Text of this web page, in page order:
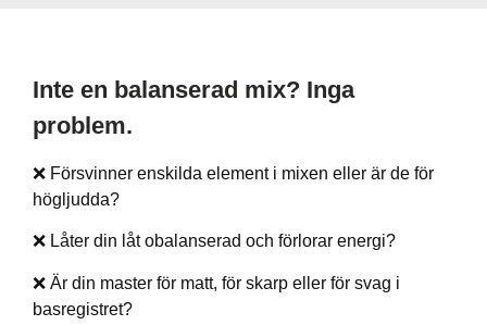
Inte en balanserad mix? Inga
problem.
❌ Försvinner enskilda element i mixen eller är de för
högljudda?
❌ Låter din låt obalanserad och förlorar energi?
❌ Är din master för matt, för skarp eller för svag i
basregistret?